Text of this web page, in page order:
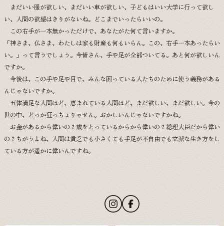
まだいい服が欲しい、まだいい車が欲しい、子どもはいい大学に行って欲し
い、人間の欲望はきりがないね。どこまでいったらいいの。
この右手が一本無かっただけで、あなたがた何て言いますか。
「神さま、仏さま、わたしは家も財産も何もいらん。この、右手一本あったらい
い。」って言うでしょう。今皆さん、手や足が全部ついてる。あと何が欲しいん
ですか。
今後は、この手や足や目で、みんな困っている人たちのために使う義務がある
んじゃないですか。
五体満足な人間ほど、恵まれている人間ほど、まだ欲しい、まだ欲しい。今の
世の中、どっか狂っちょりゃせん。おかしいんじゃないですかね。
お金があるから偉いの？歳をとっているからから偉いの？総理大臣だから偉い
の？ちがうよね、人間は貧乏でも小さくても手足が不自由でも立派な生き方をし
ている方が遥かに偉いんですね。